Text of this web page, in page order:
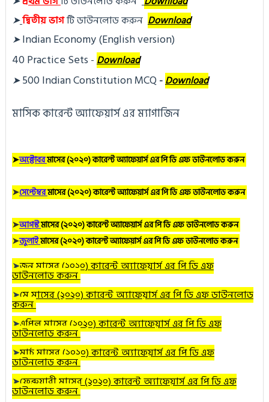
➤দ্বিতীয় ভাগটি ডাউনলোড করুন Download
➤Indian Economy (English version)
40 Practice Sets - Download
➤500 Indian Constitution MCQ- Download
মাসিক কারেন্ট অ্যাফেয়ার্স এর ম্যাগাজিন
➤অক্টোবরমাসের (২০২০) কারেন্ট অ্যাফেয়ার্স এর পি ডি এফ ডাউনলোড করুন
➤সেপ্টেম্বরমাসের (২০২০) কারেন্ট অ্যাফেয়ার্স এর পি ডি এফ ডাউনলোড করুন
➤আগস্টমাসের (২০২০) কারেন্ট অ্যাফেয়ার্স এর পি ডি এফ ডাউনলোড করুন
➤জুলাইমাসের (২০২০) কারেন্ট অ্যাফেয়ার্স এর পি ডি এফ ডাউনলোড করুন
➤জুনমাসের (২০২০) কারেন্ট অ্যাফেয়ার্স এর পি ডি এফ
ডাউনলোড করুন
➤মেমাসের (২০২০) কারেন্ট অ্যাফেয়ার্স এর পি ডি এফ ডাউনলোড
করুন
➤এপ্রিলমাসের (২০২০) কারেন্ট অ্যাফেয়ার্স এর পি ডি এফ
ডাউনলোড করুন
➤মার্চমাসের (২০২০) কারেন্ট অ্যাফেয়ার্স এর পি ডি এফ
ডাউনলোড করুন
➤ফেব্রুয়ারীমাসের (২০২০) কারেন্ট অ্যাফেয়ার্স এর পি ডি এফ
ডাউনলোড করুন